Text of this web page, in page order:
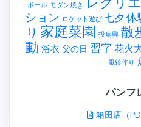
ボール モダン焼き
ション ロケット遊び 七夕 体
り 家庭菜園 投扇興 散
動 浴衣 父の日 習字花火
風鈴作り
パンフ
箱田店（